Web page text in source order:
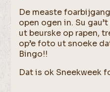
De measte
open ogen in. Su
ut beurske op rapen,
op’e foto ut snoeke
Bingo!!
Dat is ok Sneekweek